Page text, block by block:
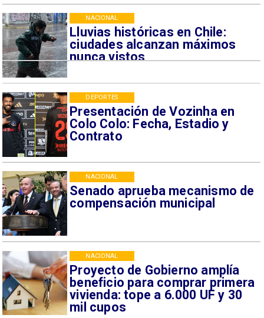
Lluvias históricas en Chile:
ciudades alcanzan máximos
nunca vistos
NACIONAL
Presentación de Vozinha en
Colo Colo: Fecha, Estadio y
Contrato
DEPORTES
Senado aprueba mecanismo de
compensación municipal
NACIONAL
Proyecto de Gobierno amplía
beneficio para comprar primera
vivienda: tope a 6.000 UF y 30
mil cupos
NACIONAL